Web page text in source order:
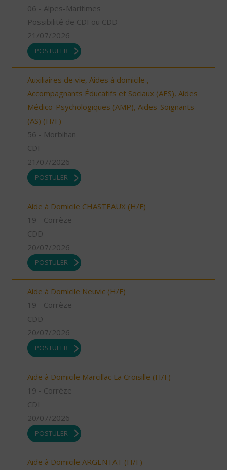
06 - Alpes-Maritimes
Possibilité de CDI ou CDD
21/07/2026
POSTULER
Auxiliaires de vie, Aides à domicile ,
Accompagnants Éducatifs et Sociaux (AES), Aides
Médico-Psychologiques (AMP), Aides-Soignants
(AS) (H/F)
56 - Morbihan
CDI
21/07/2026
POSTULER
Aide à Domicile CHASTEAUX (H/F)
19 - Corrèze
CDD
20/07/2026
POSTULER
Aide à Domicile Neuvic (H/F)
19 - Corrèze
CDD
20/07/2026
POSTULER
Aide à Domicile Marcillac La Croisille (H/F)
19 - Corrèze
CDI
20/07/2026
POSTULER
Aide à Domicile ARGENTAT (H/F)